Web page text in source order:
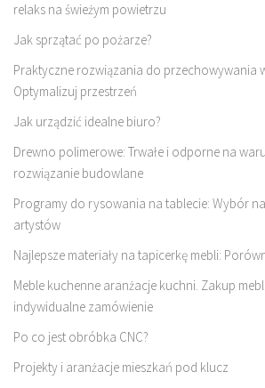
relaks na świeżym powietrzu
Jak sprzątać po pożarze?
Praktyczne rozwiązania do przechowywania
Optymalizuj przestrzeń
Jak urządzić idealne biuro?
Drewno polimerowe: Trwałe i odporne na
rozwiązanie budowlane
Programy do rysowania na tablecie: Wybór
artystów
Najlepsze materiały na tapicerkę mebli:
Meble kuchenne aranżacje kuchni. Zakup
indywidualne zamówienie
Po co jest obróbka CNC?
Projekty i aranżacje mieszkań pod klucz